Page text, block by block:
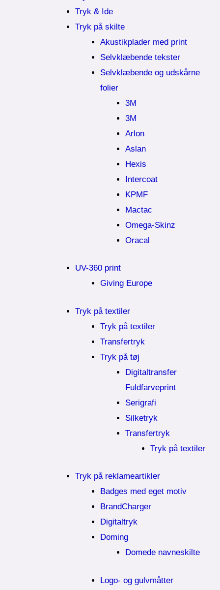
Tryk & Ide
Tryk på skilte
Akustikplader med print
Selvklæbende tekster
Selvklæbende og udskårne
folier
3M
3M
Arlon
Aslan
Hexis
Intercoat
KPMF
Mactac
Omega-Skinz
Oracal
UV-360 print
Giving Europe
Tryk på textiler
Tryk på textiler
Transfertryk
Tryk på tøj
Digitaltransfer
Fuldfarveprint
Serigrafi
Silketryk
Transfertryk
Tryk på textiler
Tryk på reklameartikler
Badges med eget motiv
BrandCharger
Digitaltryk
Doming
Domede navneskilte
Logo- og gulvmåtter